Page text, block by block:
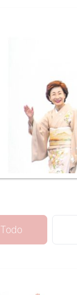
Todo